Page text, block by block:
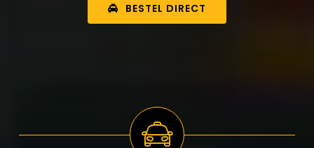
BESTEL DIRECT